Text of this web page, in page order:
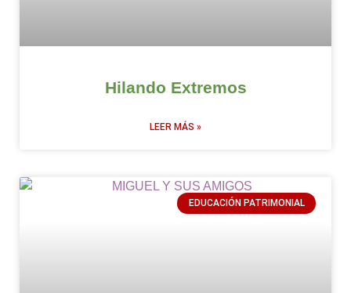
Hilando Extremos
LEER MÁS »
EDUCACIÓN PATRIMONIAL